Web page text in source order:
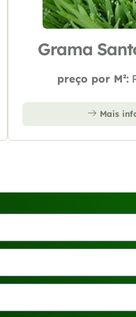
Grama
preço por M²:
Mais